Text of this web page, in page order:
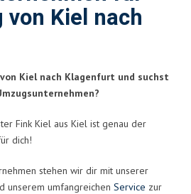
von Kiel nach
Kiel nach Klagenfurt und suchst
Fink Kiel aus Kiel ist genau der
dich!
stehen wir dir mit unserer
unserem umfangreichen Service zur